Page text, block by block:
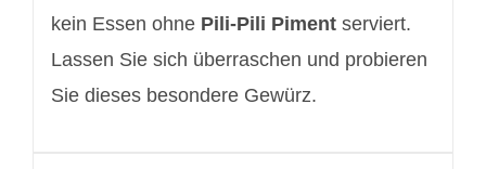
kein Essen ohne Pili-Pili Pimentserviert.
Lassen Sie sich überraschen und probieren
Sie dieses besondere Gewürz.